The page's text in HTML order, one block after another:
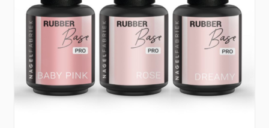
met een natuurlijke finish. Ideaal voor klanten
die kiezen voor subtiel roze nagels die er altijd
verzorgd uitzien.
€ 38,97
Excl. BTW: